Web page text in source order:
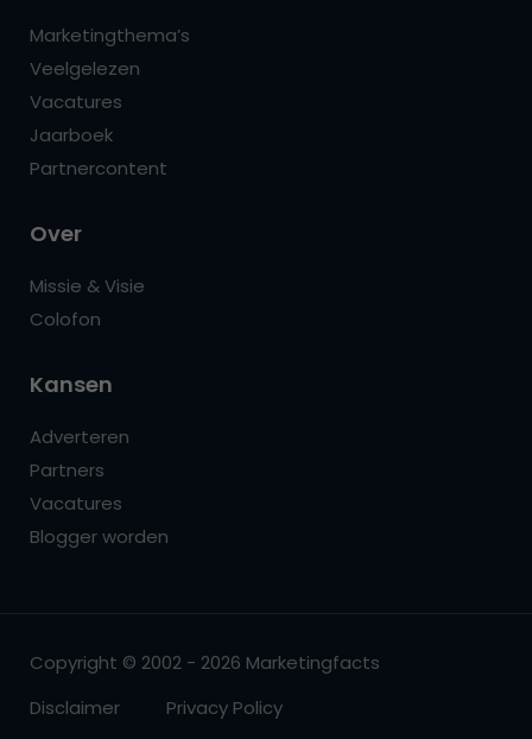
Marketingthema’s
Veelgelezen
Vacatures
Jaarboek
Partnercontent
Over
Missie & Visie
Colofon
Kansen
Adverteren
Partners
Vacatures
Blogger worden
Copyright © 2002 - 2026 Marketingfacts
Disclaimer
Privacy Policy